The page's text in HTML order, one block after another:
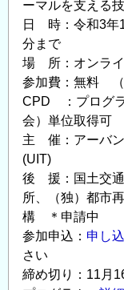
ーマルを支える
日 時：令和3年
分まで
場 所：オンライ
参加費：無料 （
CPD ：プログ
会）単位取得可
主 催：アーバン
(UIT)
後 援：国土交通
所、（独）都市
構 ＊申請中
参加申込： 申し
さい
締め切り：11月